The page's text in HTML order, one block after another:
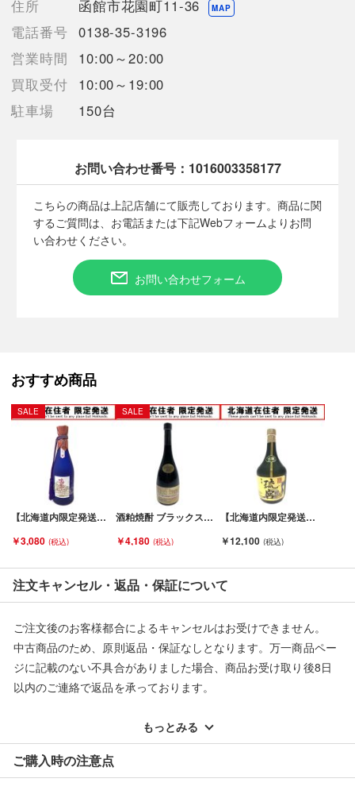
【使用予定配送業者】佐川急便 飛脚宅配便100サイズ
【こちらの商品は在庫連動システムを導入し、店頭や他ネットシ
ョップと併売を行なっておりますが、タイミングによりシステム
の反映が間に合わず欠品となってしまう場合がございます。
売切れの場合は、ご購入をキャンセルさせていただく場合がござ
います。】
【お酒類備考】
未開封の商品ですが、保管期間中の自然蒸発による液減りや、
外箱・ボトル表面・ラベル・コルク等に汚れや多少のダメージが
ある場合が御座います。
また、コルクの状態や中身の風味・状態等の確認は行なっており
底部に一部沈殿物・浮遊物等が生じる場合もございます。
こちらの商品はお客様から買取させていただいた商品であり、
人の手を経た商品です。
■未成年の飲酒は法律で禁止されております。
購入は「２０歳以上の方」に限らせていただきます。
■【北海道内限定発送】
こちらの商品は酒類販売免許に条件がある為、
北海道内に在住の方にしか発送できません。
ご購入をキャンセルさせていただきます。
■【こちらの商品は店頭での受取が可能です】
店頭受取を希望される場合は、お渡しの際にご本人様確認書
現住所が北海道内であることを確認させていただきます。
■当店は税法を遵守した営業を行っております。
弊社（株式会社オカモト）の商品画像や文章を無断盗用した『偽
装サイト』を確認しておりますが、
当店とは一切関係がございませんのでご注意ください。
住所 函館市花園町11-36 MAP
電話番号 0138-35-3196
営業時間
10:00～20:00
買取受付
10:00～19:00
駐車場
150台
お問い合わせ番号： 1016003358177
こちらの商品は上記店舗にて販売しております。商品に関
するご質問は、お電話または下記Webフォームよりお問
い合わせください。
お問い合わせフォーム
おすすめ商品
SALE
【北海道内限定発送】 すすきのBLEND 本格焼酎 720ml Sランク 未開栓
￥3,080
SALE
酒粕焼酎 ブラックストーン 10年貯蔵 750ml 41度 Sランク 未開栓
￥4,180
【北海道内限定発送】 石垣島本場泡盛 古酒 琉宮 720ml Sランク 未開栓
￥12,100
注文キャンセル・返品・保証について
ご注文後のお客様都合によるキャンセルはお受けできません。
中古商品のため、原則返品・保証なしとなります。万一商品ペー
ジに記載のない不具合がありました場合、商品お受け取り後8日
以内のご連絡で返品を承っております。
配送料ともに当社負担で対応いたします。
※オンラインストアで購入頂いた商品は、店頭での返品はお受け
できません。また、商品の修理及び交換に関しては承ることがで
もっとみる
ご購入時の注意点